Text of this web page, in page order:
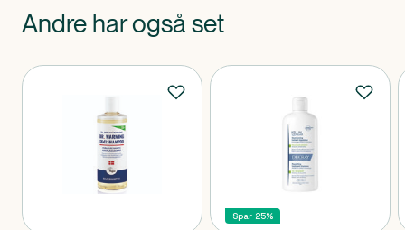
SULFATE • GLYCOL DISTEARATE • COCO-BETAINE
• CARBOMER • CI 47005 / ACID YELLOW 3 • CITRIC
ACID • MENTHOL • 2-OLEAMIDO-1,3-
OCTADECANEDIOL • PPG-5-CETETH-20 •
SALICYLIC ACID • SODIUM BENZOATE • SODI UM
CHLORIDE • SODIUM HYDROXIDE • TOCOPHERYL
ACETATE • PARFUM / FRAGRANCE
Andre har også set
Produkter
Spar 25%